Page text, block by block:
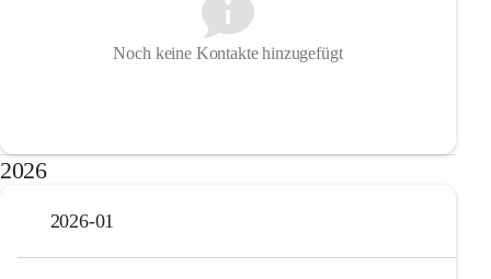
Noch keine Kontakte hinzugefügt
2026
2026-01